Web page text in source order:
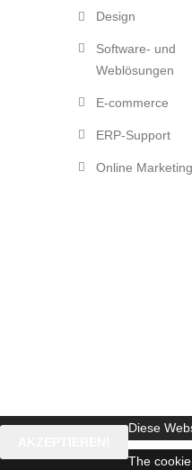
Design
Software- und
Weblösungen
E-commerce
ERP-Support
Online Marketing
Diese
The